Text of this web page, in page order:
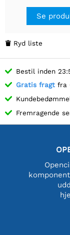
Se
 Ryd liste
Bestil inden
Gratis fragt fra
Fremragende